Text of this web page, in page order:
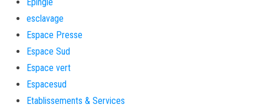
esclavage
Espace Presse
Espace Sud
Espace vert
Espacesud
Etablissements & Services